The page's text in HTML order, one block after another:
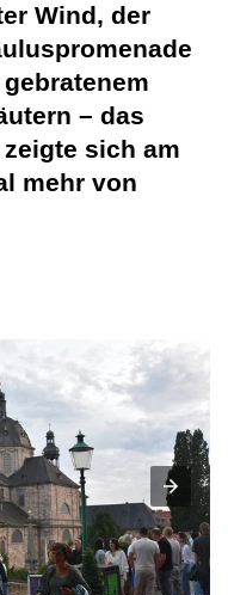
Wind, der
– das
sich am
mehr von